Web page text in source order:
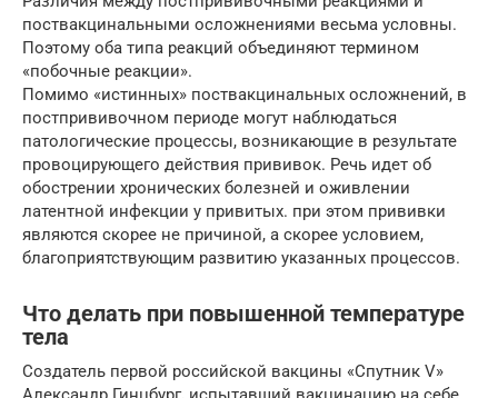
поствакцинальными осложнениями весьма условны.
Поэтому оба типа реакций объединяют термином
«побочные реакции».
Помимо «истинных» поствакцинальных осложнений, в
постпрививочном периоде могут наблюдаться
патологические процессы, возникающие в результате
провоцирующего действия прививок. Речь идет об
обострении хронических болезней и оживлении
латентной инфекции у привитых. при этом прививки
являются скорее не причиной, а скорее условием,
благоприятствующим развитию указанных процессов.
Что делать при повышенной температуре
тела
Создатель первой российской вакцины «Спутник V»